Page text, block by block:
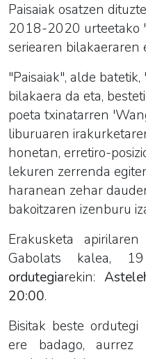
Paisaiak osatzen
2018-2020 urteetako
seriearen bilakaeraren
"Paisaiak", alde
bilakaera da eta,
poeta txinatarren
liburuaren
honetan, erretiro-
lekuren zerrenda
haranean zehar
bakoitzaren izenburu
Erakusketa
Gabolats kalea,
ordutegiarekin:
20:00.
Bisitak beste
ere badago,